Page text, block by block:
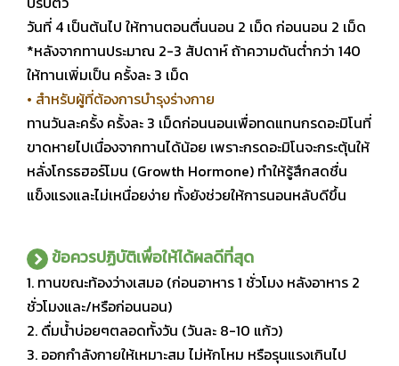
วันที่ 4 เป็นต้นไป ให้ทานตอนตื่นนอน 2 เม็ด ก่อนนอน 2 เม็ด
*หลังจากทานประมาณ 2-3 สัปดาห์ ถ้าความดันต่ำกว่า 140
ให้ทานเพิ่มเป็น ครั้งละ 3 เม็ด
• สำหรับผู้ที่ต้องการบำรุงร่างกาย
ทานวันละครั้ง ครั้งละ 3 เม็ดก่อนนอนเพื่อทดแทนกรดอะมิโนที่
ขาดหายไปเนื่องจากทานได้น้อย เพราะกรดอะมิโนจะกระตุ้นให้
หลั่งโกรธฮอร์โมน (Growth Hormone) ทำให้รู้สึกสดชื่น
แข็งแรงและไม่เหนื่อยง่าย ทั้งยังช่วยให้การนอนหลับดีขึ้น
ข้อควรปฏิบัติเพื่อให้ได้ผลดีที่สุด
1. ทานขณะท้องว่างเสมอ (ก่อนอาหาร 1 ชั่วโมง หลังอาหาร 2
ชั่วโมงและ/หรือก่อนนอน)
2. ดื่มน้ำบ่อยๆตลอดทั้งวัน (วันละ 8-10 แก้ว)
3. ออกกำลังกายให้เหมาะสม ไม่หักโหม หรือรุนแรงเกินไป